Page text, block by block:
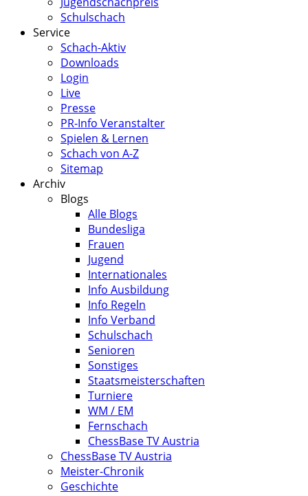
Schulschach
Service
Schach-Aktiv
Downloads
Login
Live
Presse
PR-Info Veranstalter
Spielen & Lernen
Schach von A-Z
Sitemap
Archiv
Blogs
Alle Blogs
Bundesliga
Frauen
Jugend
Internationales
Info Ausbildung
Info Regeln
Info Verband
Schulschach
Senioren
Sonstiges
Staatsmeisterschaften
Turniere
WM / EM
Fernschach
ChessBase TV Austria
ChessBase TV Austria
Meister-Chronik
Geschichte